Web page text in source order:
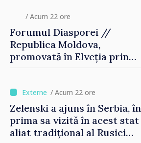
/ Acum 22 ore
Forumul Diasporei //
Republica Moldova,
promovată în Elveția prin
/ Acum 22 ore
Zelenski a ajuns în Serbia, în
prima sa vizită în acest stat
aliat tradițional al Rusiei